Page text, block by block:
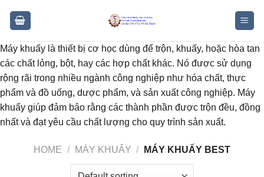
Máy khuấy là thiết bị cơ học dùng để trộn, khuấy, hoặc hòa tan
các chất lỏng, bột, hay các hợp chất khác. Nó được sử dụng
rộng rãi trong nhiều ngành công nghiệp như hóa chất, thực
phẩm và đồ uống, dược phẩm, và sản xuất công nghiệp. Máy
khuấy giúp đảm bảo rằng các thành phần được trộn đều, đồng
nhất và đạt yêu cầu chất lượng cho quy trình sản xuất.
HOME / MÁY KHUẤY / MÁY KHUẤY BEST